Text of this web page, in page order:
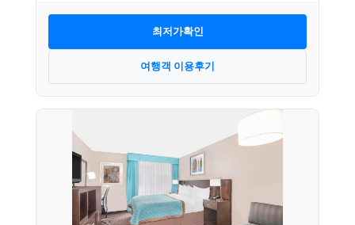
최저가확인
여행객 이용후기